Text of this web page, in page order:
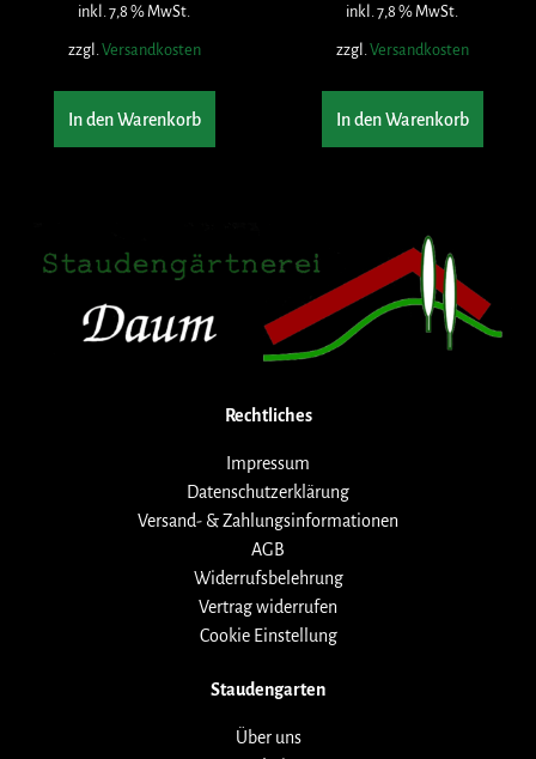
inkl. 7,8 % MwSt.
zzgl. Versandkosten
In den Warenkorb
inkl. 7,8 % MwSt.
zzgl. Versandkosten
In den Warenkorb
Rechtliches
Impressum
Datenschutzerklärung
Versand- & Zahlungsinformationen
AGB
Widerrufsbelehrung
Vertrag widerrufen
Cookie Einstellung
Staudengarten
Über uns